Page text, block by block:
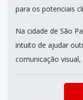
para os potenciais
Na cidade de São
intuito de ajudar
comunicação visual,